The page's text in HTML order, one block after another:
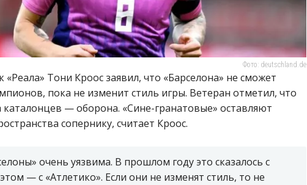
Фото: deutschland.de
Тони Кроос заявил, что «Барселона» не сможет
пока не изменит стиль игры. Ветеран отметил, что
каталонцев — оборона. «Сине-гранатовые» оставляют
сопернику, считает Кроос.
очень уязвима. В прошлом году это сказалось с
— с «Атлетико». Если они не изменят стиль, то не